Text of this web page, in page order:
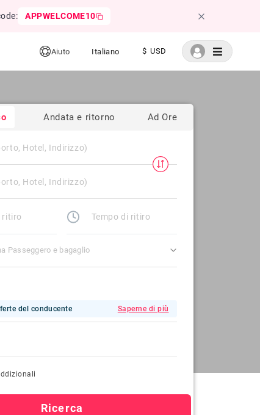
APPWELCOME10
Aiuto Italiano $ USD
Andata e ritorno Ad Ore
Passeggero e bagaglio
del conducente Saperne di più
Ricerca